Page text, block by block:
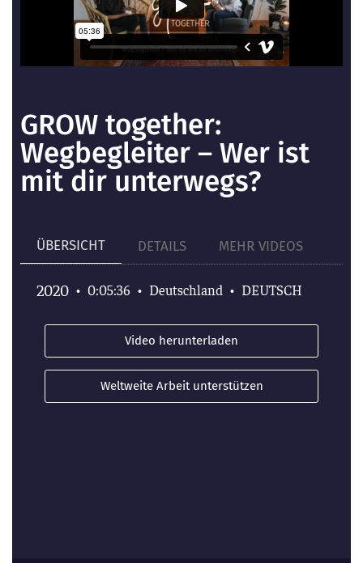
GROW together:
Wegbegleiter – Wer ist
mit dir unterwegs?
ÜBERSICHT DETAILS MEHR VIDEOS
2020 • 0:05:36 • Deutschland • DEUTSCH
Video herunterladen
Weltweite Arbeit unterstützen